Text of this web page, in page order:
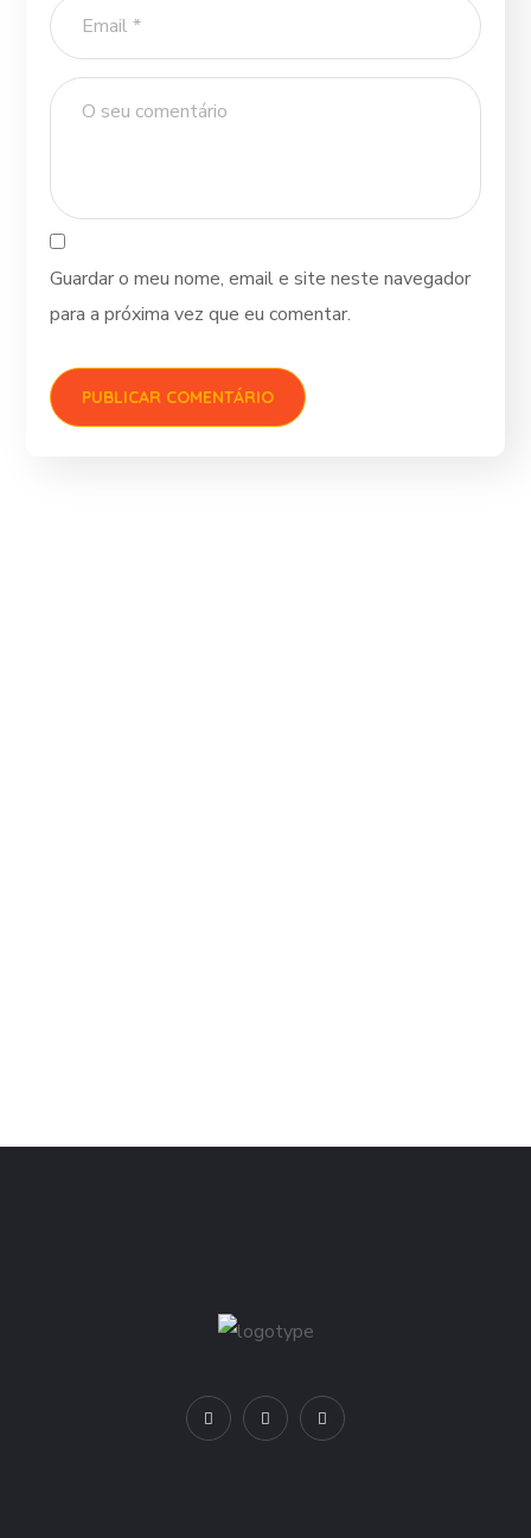
Guardar o meu nome, email e site neste navegador
para a próxima vez que eu comentar.